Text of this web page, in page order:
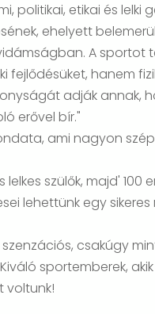
etikai és lelki
ehelyett
A sportot
hanem
adják annak,
erővel bír."
ami nagyon
szülők, majd' 100
lehettünk egy
csakúgy
sportemberek,
voltunk!